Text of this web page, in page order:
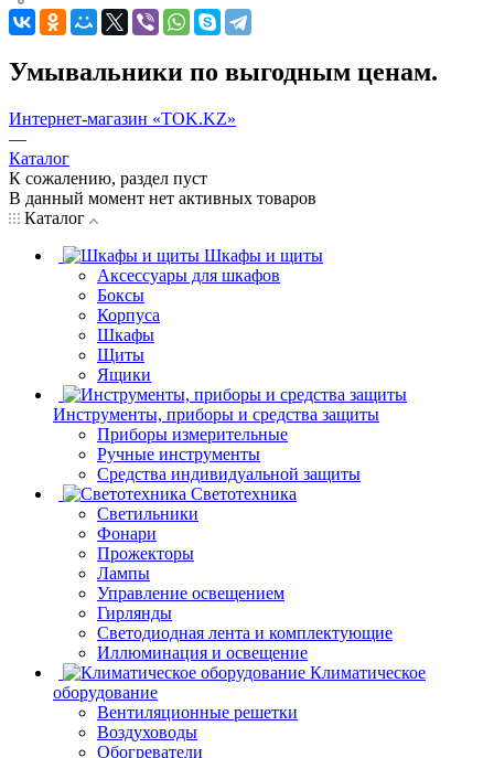
Умывальники по выгодным ценам.
Интернет-магазин «TOK.KZ»
—
Каталог
К сожалению, раздел пуст
В данный момент нет активных товаров
Каталог
Шкафы и щиты
Аксессуары для шкафов
Боксы
Корпуса
Шкафы
Щиты
Ящики
Инструменты, приборы и средства защиты
Приборы измерительные
Ручные инструменты
Средства индивидуальной защиты
Светотехника
Светильники
Фонари
Прожекторы
Лампы
Управление освещением
Гирлянды
Светодиодная лента и комплектующие
Иллюминация и освещение
Климатическое
оборудование
Вентиляционные решетки
Воздуховоды
Обогреватели